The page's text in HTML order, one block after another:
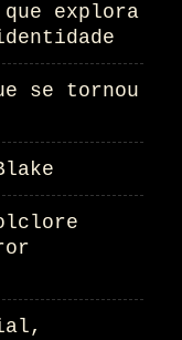
que explora
se tornou